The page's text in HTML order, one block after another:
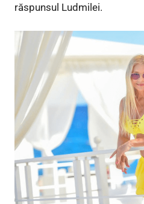
răspunsul Ludmilei.